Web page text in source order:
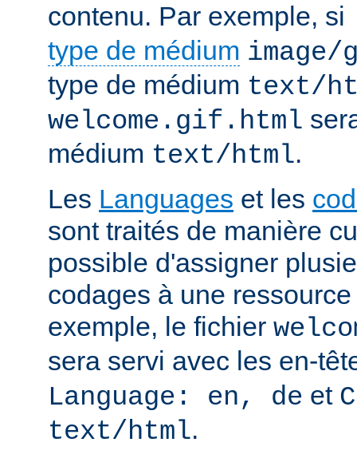
contenu. Par exemple, si
type de médium
type de médium text/
welcome.gif.html
médium text/html.
Les Languages et les
sont traités de manière
possible d'assigner
codages à une
exemple, le fichier
sera servi avec les en-
Language: en, de et
text/html.